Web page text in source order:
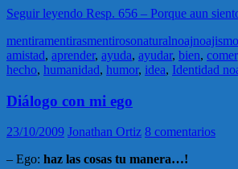
Seguir leyendo Resp. 656 – Porque aun
mentiramentirasmentirosonaturalnoajnoajismo
amistad, aprender, ayuda, ayudar, bien, comer
hecho, humanidad, humor, idea, Identidad
Diálogo con mi ego
23/10/2009 Jonathan Ortiz 8 comentarios
– Ego: haz las cosas tu manera…!